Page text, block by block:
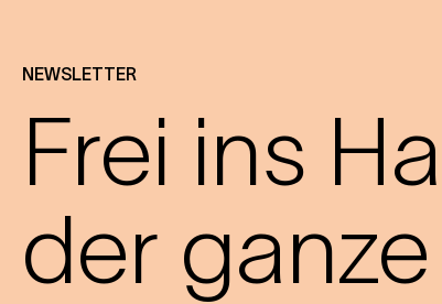
NEWSLETTER
Frei ins
der